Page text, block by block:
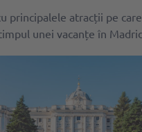
principalele atracții pe
unei vacanțe în